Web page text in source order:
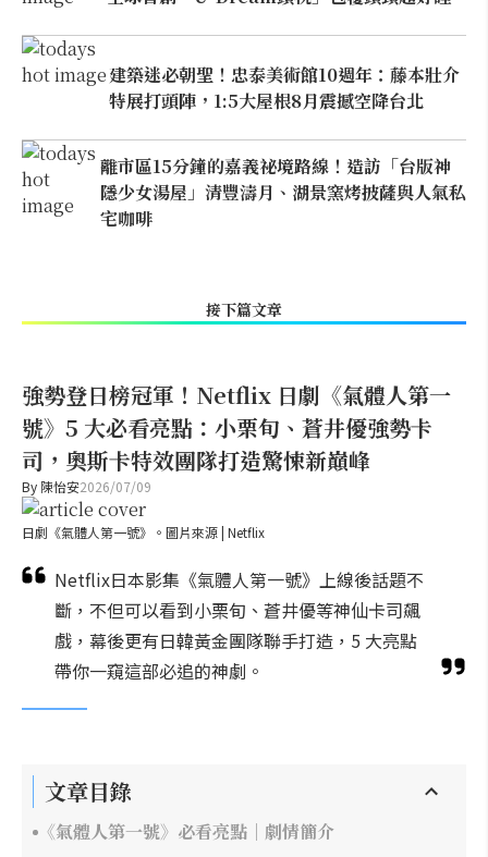
建築迷必朝聖！忠泰美術館10週年：藤本壯介
特展打頭陣，1:5大屋根8月震撼空降台北
離市區15分鐘的嘉義祕境路線！造訪「台版神
隱少女湯屋」清豐濤月、湖景窯烤披薩與人氣私
宅咖啡
接下篇文章
強勢登日榜冠軍！Netflix 日劇《氣體人第一
號》5 大必看亮點：小栗旬、蒼井優強勢卡
司，奧斯卡特效團隊打造驚悚新巔峰
By 陳怡安2026/07/09
日劇《氣體人第一號》。圖片來源 | Netflix
Netflix日本影集《氣體人第一號》上線後話題不
斷，不但可以看到小栗旬、蒼井優等神仙卡司飆
戲，幕後更有日韓黃金團隊聯手打造，5 大亮點
帶你一窺這部必追的神劇。
文章目錄
《氣體人第一號》必看亮點｜劇情簡介